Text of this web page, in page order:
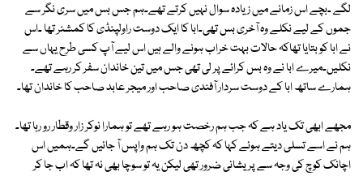
لگے ۔بچے اس زمانے میں زیادہ سوال نہیں کرتے تھے۔ہم جس بس میں سری نگر سے
جموں کے لیے نکلے وہ آخری بس تھی۔ابا کا ایک دوست راولپنڈی کا کمشنر تھا ۔اس
نے ابا کو بتایا تھاکہ حالات بہت خراب ہونے والے ہیں اس لیے آپ کسی طرح یہاں سے
نکلیں۔میرے ابا نے وہ بس کرائے پر لی تھی جس میں تین خاندان سفر کر رہے تھے۔
ہمارے ساتھ ابا کے دوست سردار آفندی صاحب اور میجر عابد صاحب کا خاندان تھا۔
مجھے ابھی تک یاد ہے کہ جب ہم رخصت ہو رہے تھے تو ہمارا نوکر زار وقطار رو رہا تھا۔
ہم نے اسے تسلی دیتے ہوئے کہا کہ کچھ دن تک ہم واپس آ جائیں گے۔ہمیں اس
اچانک کوچ کی وجہ سے پریشانی ضرور تھی لیکن یہ تو سوچا بھی نہ تھا کہ اب جا کر